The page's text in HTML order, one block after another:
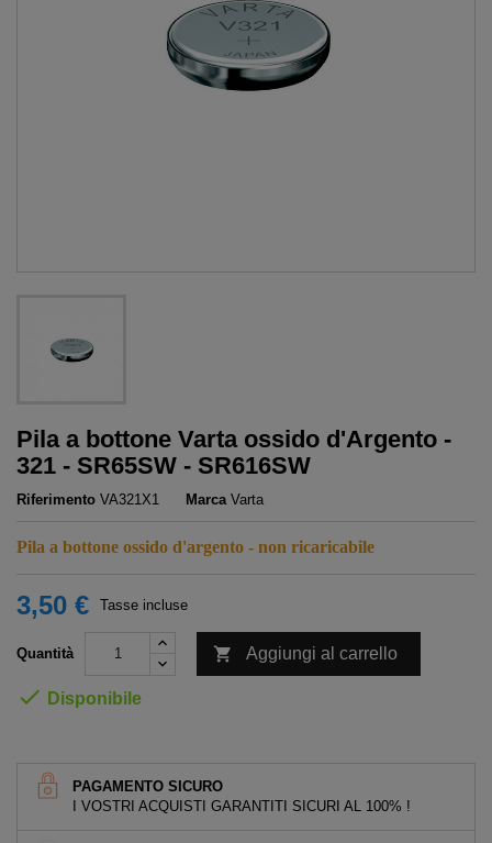
Pila a bottone Varta ossido d'Argento -
321 - SR65SW - SR616SW
Riferimento VA321X1 Marca Varta
Pila a bottone ossido d'argento - non ricaricabile
3,50 € Tasse incluse
Quantità  Aggiungi al carrello
 Disponibile
PAGAMENTO SICURO
I VOSTRI ACQUISTI GARANTITI SICURI AL 100% !